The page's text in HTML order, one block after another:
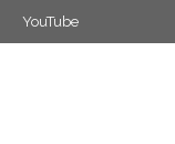
YouTube